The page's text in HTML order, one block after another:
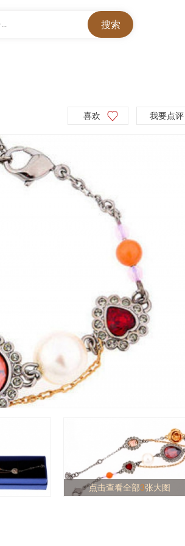
喜欢 我要点评
点击查看全部3张大图